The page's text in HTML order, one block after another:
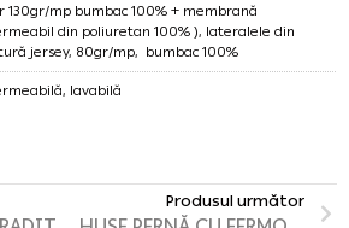
130gr/mp bumbac 100% + membrană
din poliuretan 100% ), lateralele din
jersey, 80gr/mp, bumbac 100%
lavabilă
Produsul următor